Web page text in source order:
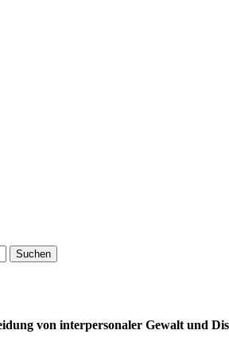
Suchen
von interpersonaler Gewalt und